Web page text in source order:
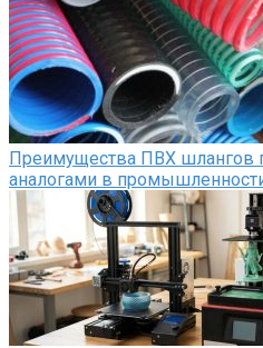
Преимущества ПВХ шлангов
аналогами в